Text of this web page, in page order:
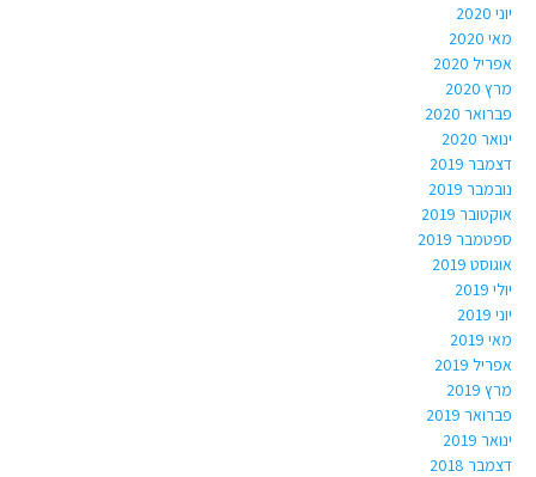
יוני 2020
מאי 2020
אפריל 2020
מרץ 2020
פברואר 2020
ינואר 2020
דצמבר 2019
נובמבר 2019
אוקטובר 2019
ספטמבר 2019
אוגוסט 2019
יולי 2019
יוני 2019
מאי 2019
אפריל 2019
מרץ 2019
פברואר 2019
ינואר 2019
דצמבר 2018